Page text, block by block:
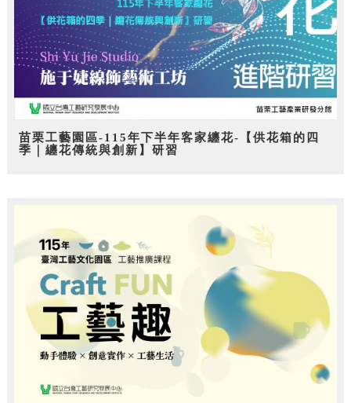
苗栗工藝園區-115年下半年客家纏花-【供花箱的四
季｜纏花傳統與創新】研習